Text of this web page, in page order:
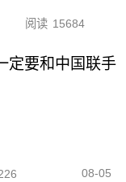
阅读 15684
定要和中国联手
08-05